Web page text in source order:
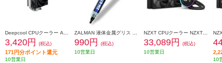
Deepcool CPUクーラー AK400 R-AK400-BKNNMN-G-1
3,420円 (税込)
171円分ポイント還元
10営業日
ZALMAN 液体金属グリス ZM-STC10
990円
(税込)
10営業日
NZXT CPUクーラー NZXT Kraken Elite 240 v2 Black RL-KN24E-B2
33,089円
(税込)
10営業日
10